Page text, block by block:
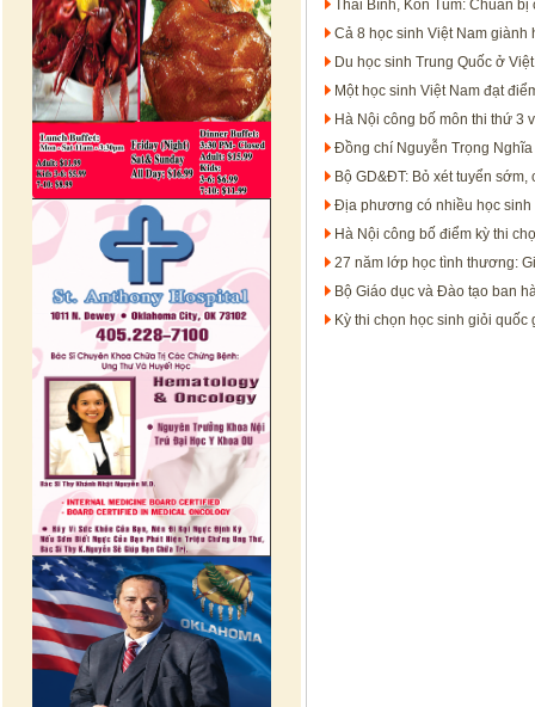
Thái Bình, Kon Tum: Chuẩn
Cả 8 học sinh Việt Nam
Du học sinh Trung Quốc ở
Một học sinh Việt Nam đạt
Hà Nội công bố môn thi thứ 3
Đồng chí Nguyễn Trọng
Bộ GD&ĐT: Bỏ xét tuyển
Địa phương có nhiều học
Hà Nội công bố điểm kỳ thi
27 năm lớp học tình thương:
Bộ Giáo dục và Đào tạo ban
Kỳ thi chọn học sinh giỏi